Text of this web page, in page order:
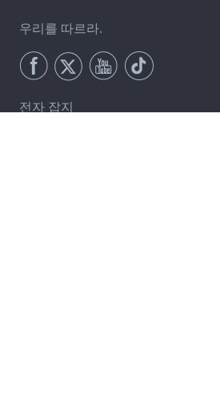
우리를 따르라.
전자 잡지